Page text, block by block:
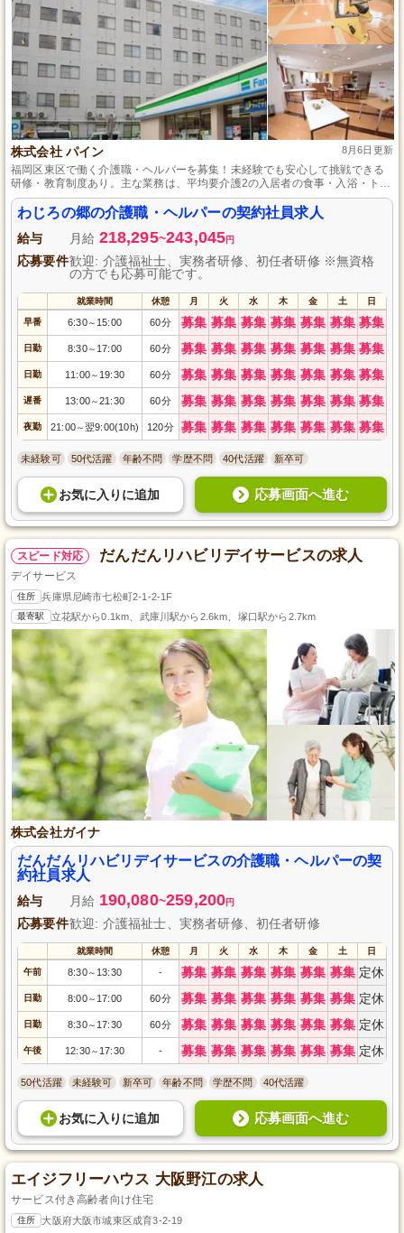
株式会社 パイン 8月6日更新
福岡区東区で働く介護職・ヘルパーを募集！未経験でも安心して挑戦できる
研修・教育制度あり。主な業務は、平均要介護2の入居者の食事・入浴・トイ
レ等の日常生活の補助です。シフト制で年間休日112日、残業ほとんどなし。
資格手当や昇給・賞与も充実！プライベートと仕事の両立が可能な環境で、
あなたの新しいキャリアをスタートさせませんか？応募をお待ちしていま
す。
わじろの郷の介護職・ヘルパーの契約社員求人
給与 月給 218,295~243,045円
応募要件歓迎: 介護福祉士、実務者研修、初任者研修 ※無資格
の方でも応募可能です。
就業時間 休憩 月 火 水 木 金 土 日
早番 6:30～ 15:00 60分 募集 募集 募集 募集 募集 募集 募集
日勤 8:30～ 17:00 60分 募集 募集 募集 募集 募集 募集 募集
日勤 11:00～ 19:30 60分 募集 募集 募集 募集 募集 募集 募集
遅番 13:00～21:30 60分 募集 募集 募集 募集 募集 募集 募集
夜勤 21:00～翌9:00(10h) 120分 募集 募集 募集 募集 募集 募集 募集
未経験可 50代活躍 年齢不問 学歴不問 40代活躍 新卒可
お気に入り に追加 応募画面へ進む
スピード対応 だんだんリハビリデイサービスの求人
デイサービス
住所 兵庫県尼崎市七松町2-1-2-1F
最寄駅 立花駅から0.1km、武庫川駅から2.6km、塚口駅から2.7km
株式会社ガイナ
だんだんリハビリデイサービスの介護職・ヘルパーの契
約社員求人
給与 月給 190,080~259,200円
応募要件歓迎: 介護福祉士、実務者研修、初任者研修
就業時間 休憩 月 火 水 木 金 土 日
午前 8:30～ 13:30 - 募集 募集 募集 募集 募集 募集 定休
日勤 8:00～ 17:00 60分 募集 募集 募集 募集 募集 募集 定休
日勤 8:30～ 17:30 60分 募集 募集 募集 募集 募集 募集 定休
午後 12:30～ 17:30 - 募集 募集 募集 募集 募集 募集 定休
50代活躍 未経験可 新卒可 年齢不問 学歴不問 40代活躍
お気に入り に追加 応募画面へ進む
エイジフリーハウス 大阪野江の求人
サービス付き高齢者向け住宅
住所 大阪府大阪市城東区成育3-2-19